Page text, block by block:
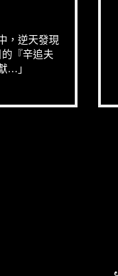
，逆天發現
『辛追夫
…」